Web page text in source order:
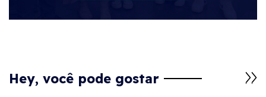
Hey, você pode gostar